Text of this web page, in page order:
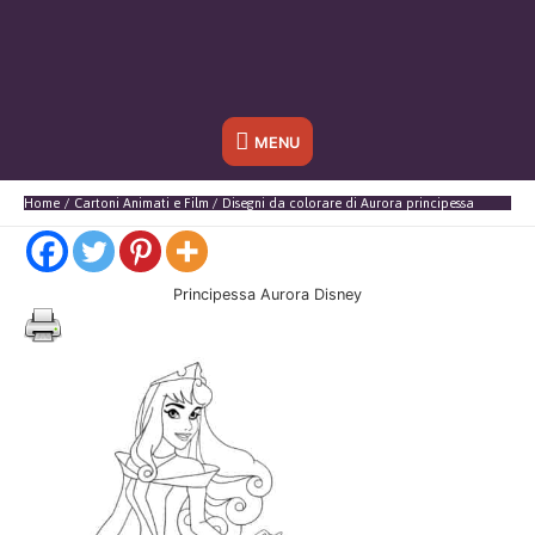
Sotto
l'header
MENU
Home Cartoni Animati e Film Disegni da colorare di Aurora principessa
Principessa Aurora Disney